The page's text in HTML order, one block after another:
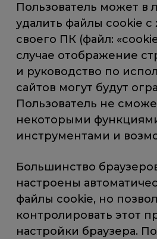
Пользователь может в
удалить файлы cookie с
своего ПК (файл:
случае отображение
и руководство по
сайтов могут будут
Пользователь не
некоторыми
инструментами и
Большинство
настроены
файлы cookie, но
контролировать этот
настройки браузера.